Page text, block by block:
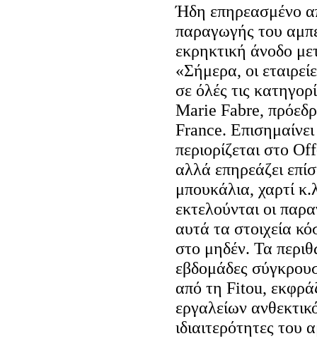
Ήδη επηρεασμένο
παραγωγής του
εκρηκτική άνοδο
«Σήμερα, οι
σε όλές τις
Marie Fabre,
France.
περιορίζεται στο
αλλά επηρεάζει
μπουκάλια, χαρτί
εκτελούνται οι
αυτά τα στοιχεία
στο μηδέν. Τα
εβδομάδες
από τη Fitou,
εργαλείων
ιδιαιτερότητες του